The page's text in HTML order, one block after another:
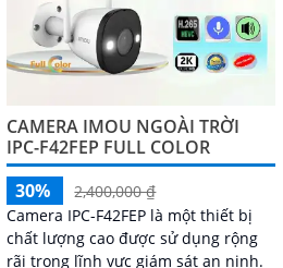
CAMERA IMOU NGOÀI TRỜI
IPC-F42FEP FULL COLOR
30%
2,400,000 ₫
Camera IPC-F42FEP là một thiết bị
chất lượng cao được sử dụng rộng
rãi trong lĩnh vực giám sát an ninh.